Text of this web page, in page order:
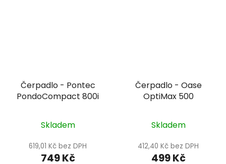
Čerpadlo - Pontec
PondoCompact 800i
Skladem
619,01 Kč bez DPH
749 Kč
Čerpadlo - Oase
OptiMax 500
Skladem
412,40 Kč bez DPH
499 Kč